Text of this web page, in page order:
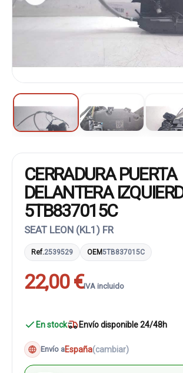
CERRADURA PUERTA
DELANTERA
5TB837015C
SEAT LEON (KL1) FR
Ref.2539529 OEM5TB837015C
22,00 €IVA incluido
En stock Envío disponible 24/48h
Envío aEspaña(cambiar)